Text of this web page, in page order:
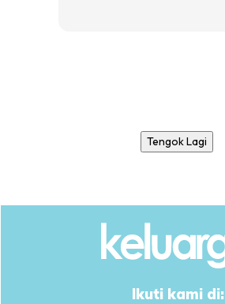
Tengok Lagi
Ikuti kami di: